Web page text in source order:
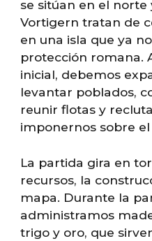
se sitúan en el norte
Vortigern tratan de
en una isla que ya
protección romana.
inicial, debemos
levantar poblados,
reunir flotas y
imponernos sobre
La partida gira en
recursos, la
mapa. Durante la
administramos
trigo y oro, que